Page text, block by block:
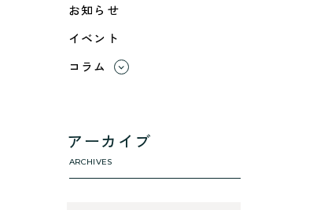
綾部市
舞鶴市-中
舞鶴市-東
お知らせ
イベント
コラム
断熱性のこと
アーカイブ
ARCHIVES